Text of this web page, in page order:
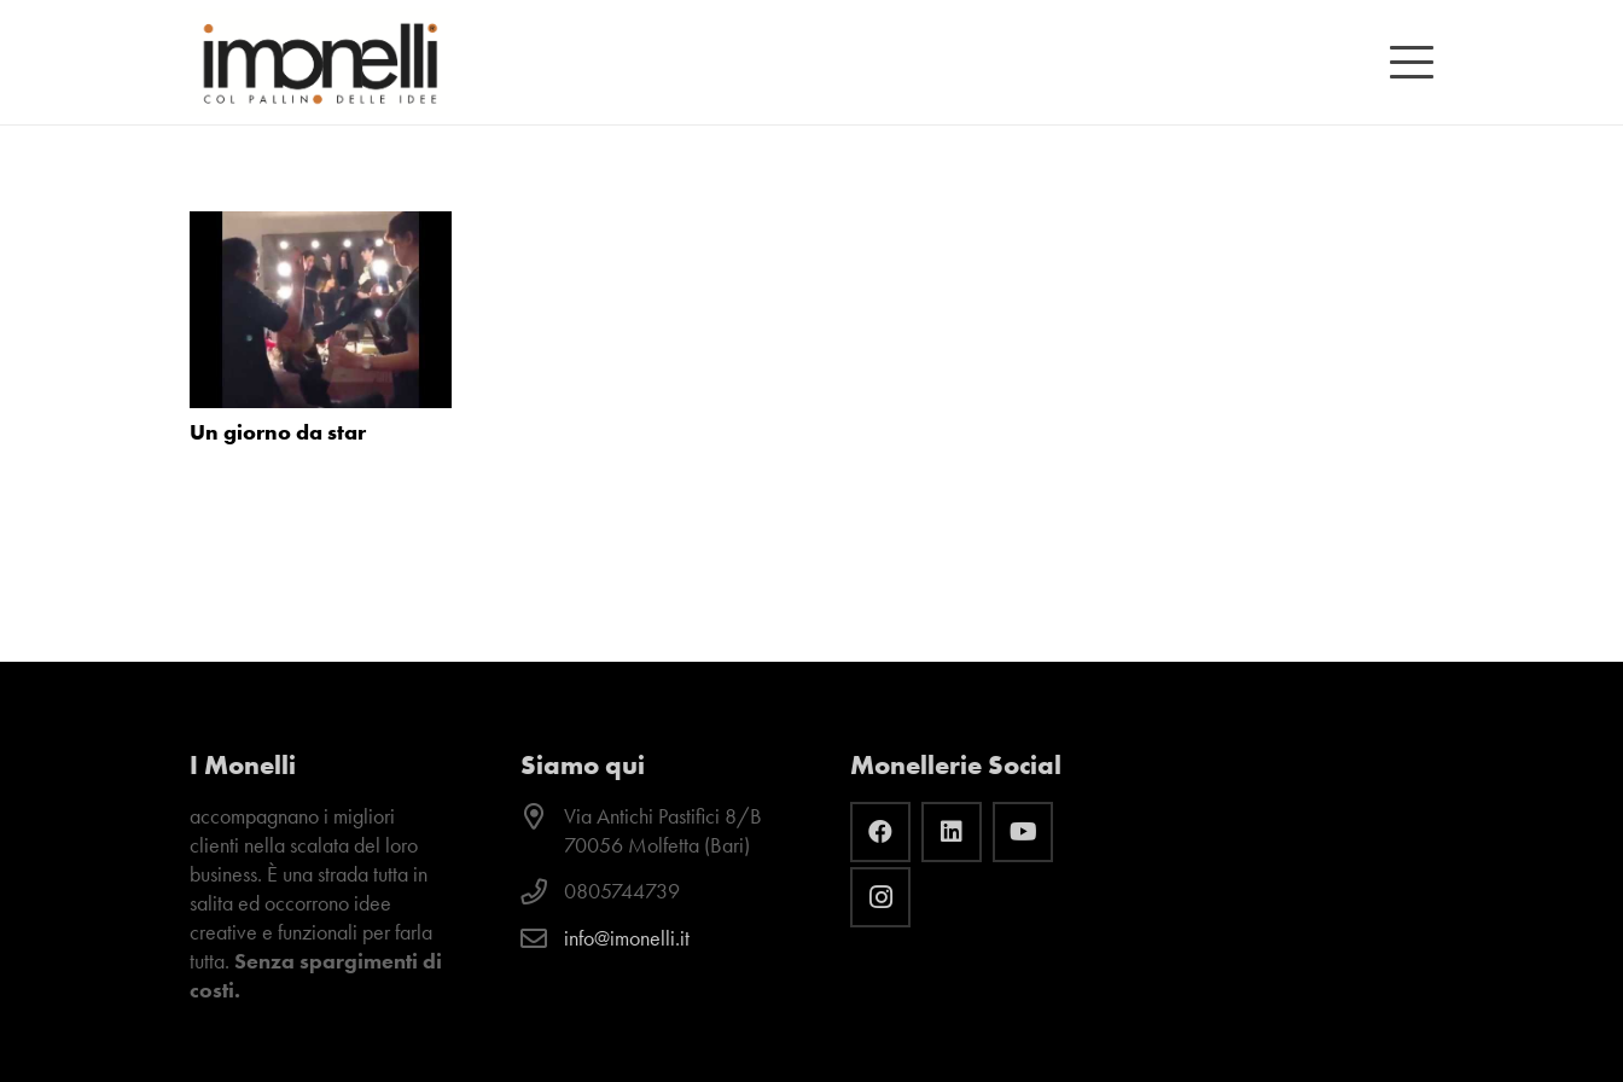
Un giorno da star
I Monelli
accompagnano i migliori
clienti nella scalata del loro
business. È una strada tutta in
salita ed occorrono idee
creative e funzionali per farla
tutta. Senza spargimenti di
costi.
Siamo qui
Via Antichi Pastifici 8/B
70056 Molfetta (Bari)
0805744739
info@imonelli.it
Monellerie Social